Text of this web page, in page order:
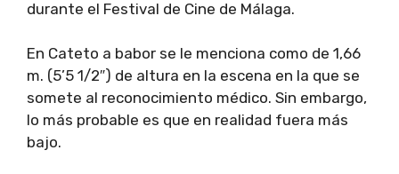
durante el Festival de Cine de Málaga.
En Cateto a babor se le menciona como de 1,66
m. (5’5 1/2″) de altura en la escena en la que se
somete al reconocimiento médico. Sin embargo,
lo más probable es que en realidad fuera más
bajo.